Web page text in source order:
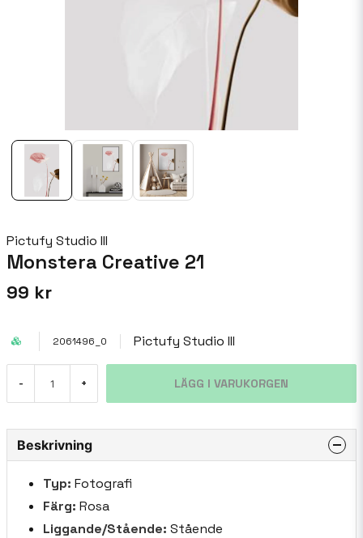
Pictufy Studio III
Monstera Creative 21
99 kr
2061496_0 Pictufy Studio III
- + LÄGG I VARUKORGEN
Beskrivning
Typ: Fotografi
Färg: Rosa
Liggande/Stående: Stående